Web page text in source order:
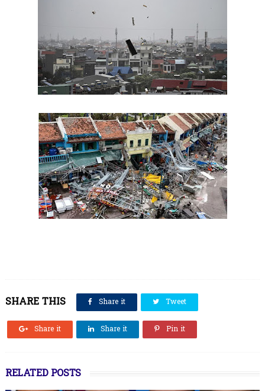
SHARE THIS Share it Tweet
Share it Share it Pin it
RELATED POSTS